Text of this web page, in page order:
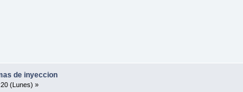
de inyeccion
(Lunes) »